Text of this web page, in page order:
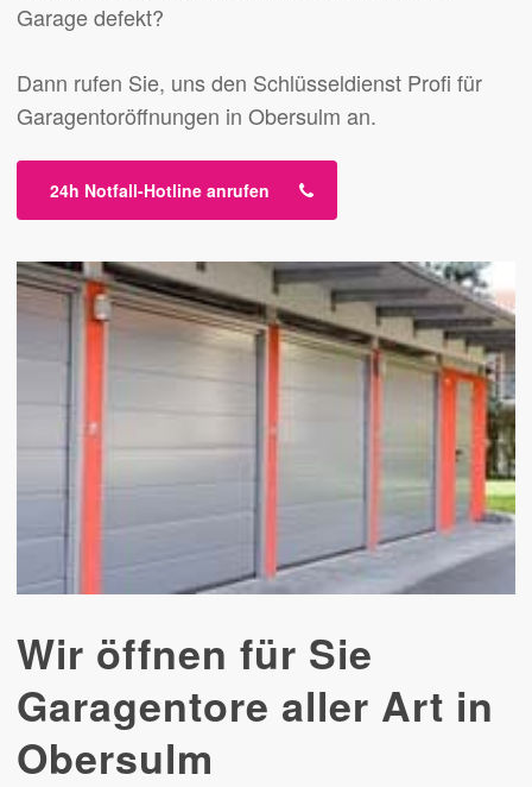
Garage defekt?
Dann rufen Sie, uns den Schlüsseldienst Profi für
Garagentoröffnungen in Obersulm an.
24h Notfall-Hotline anrufen
Wir öffnen für Sie
Garagentore aller Art in
Obersulm